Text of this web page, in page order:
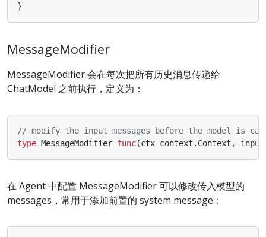
}
MessageModifier
MessageModifier 会在每次把所有历史消息传递给
ChatModel 之前执行，定义为：
// modify the input messages before the model is
type MessageModifier func(ctx context . Context , input
在 Agent 中配置 MessageModifier 可以修改传入模型的
messages，常用于添加前置的 system message：